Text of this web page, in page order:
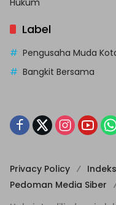
Hukum
Label
Pengusaha Muda
Bangkit Bersama
Privacy Policy
Pedoman Media Siber